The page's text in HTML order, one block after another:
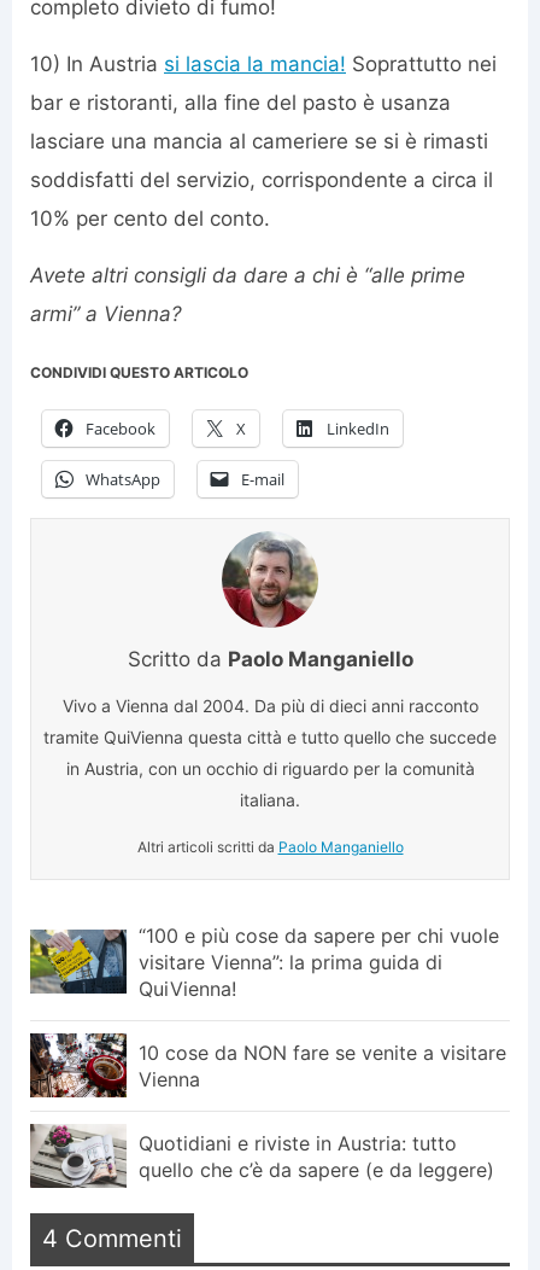
completo divieto di fumo!
10) In Austria si lascia la mancia! Soprattutto nei
bar e ristoranti, alla fine del pasto è usanza
lasciare una mancia al cameriere se si è rimasti
soddisfatti del servizio, corrispondente a circa il
10% per cento del conto.
Avete altri consigli da dare a chi è “alle prime
armi” a Vienna?
CONDIVIDI QUESTO ARTICOLO
Facebook X LinkedIn
WhatsApp E-mail
Scritto da Paolo Manganiello
Vivo a Vienna dal 2004. Da più di dieci anni racconto
tramite QuiVienna questa città e tutto quello che succede
in Austria, con un occhio di riguardo per la comunità
italiana.
Altri articoli scritti da Paolo Manganiello
“100 e più cose da sapere per chi vuole
visitare Vienna”: la prima guida di
QuiVienna!
10 cose da NON fare se venite a visitare
Vienna
Quotidiani e riviste in Austria: tutto
quello che c’è da sapere (e da leggere)
4 Commenti